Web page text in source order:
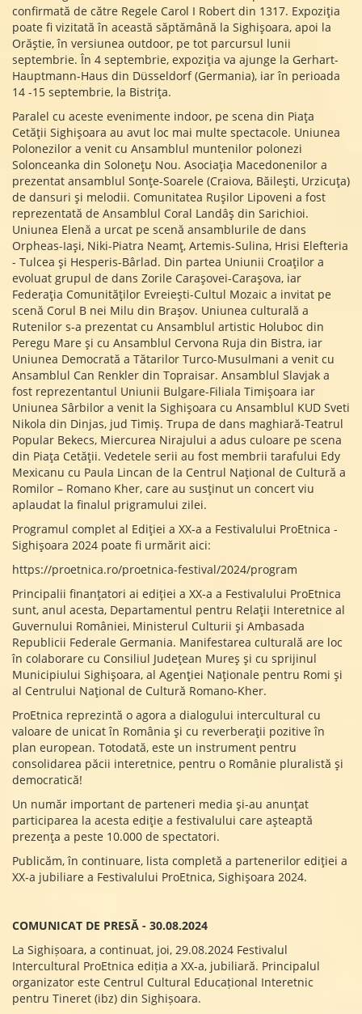
confirmată de către Regele Carol I Robert din 1317. Expoziția
poate fi vizitată în această săptămână la Sighișoara, apoi la
Orăștie, în versiunea outdoor, pe tot parcursul lunii
septembrie. În 4 septembrie, expoziția va ajunge la Gerhart-
Hauptmann-Haus din Düsseldorf (Germania), iar în perioada
14 -15 septembrie, la Bistrița.
Paralel cu aceste evenimente indoor, pe scena din Piața
Cetății Sighișoara au avut loc mai multe spectacole. Uniunea
Polonezilor a venit cu Ansamblul muntenilor polonezi
Solonceanka din Solonețu Nou. Asociația Macedonenilor a
prezentat ansamblul Sonțe-Soarele (Craiova, Băilești, Urzicuța)
de dansuri și melodii. Comunitatea Rușilor Lipoveni a fost
reprezentată de Ansamblul Coral Landâș din Sarichioi.
Uniunea Elenă a urcat pe scenă ansamblurile de dans
Orpheas-Iași, Niki-Piatra Neamț, Artemis-Sulina, Hrisi Elefteria
- Tulcea și Hesperis-Bârlad. Din partea Uniunii Croaților a
evoluat grupul de dans Zorile Carașovei-Carașova, iar
Federația Comunităților Evreiești-Cultul Mozaic a invitat pe
scenă Corul B nei Milu din Brașov. Uniunea culturală a
Rutenilor s-a prezentat cu Ansamblul artistic Holuboc din
Peregu Mare și cu Ansamblul Cervona Ruja din Bistra, iar
Uniunea Democrată a Tătarilor Turco-Musulmani a venit cu
Ansamblul Can Renkler din Topraisar. Ansamblul Slavjak a
fost reprezentantul Uniunii Bulgare-Filiala Timișoara iar
Uniunea Sârbilor a venit la Sighișoara cu Ansamblul KUD Sveti
Nikola din Dinjas, jud Timiș. Trupa de dans maghiară-Teatrul
Popular Bekecs, Miercurea Nirajului a adus culoare pe scena
din Piața Cetății. Vedetele serii au fost membrii tarafului Edy
Mexicanu cu Paula Lincan de la Centrul Național de Cultură a
Romilor – Romano Kher, care au susținut un concert viu
aplaudat la finalul prigramului zilei.
Programul complet al Ediției a XX-a a Festivalului ProEtnica -
Sighișoara 2024 poate fi urmărit aici:
https://proetnica.ro/proetnica-festival/2024/program
Principalii finanțatori ai ediției a XX-a a Festivalului ProEtnica
sunt, anul acesta, Departamentul pentru Relații Interetnice al
Guvernului României, Ministerul Culturii și Ambasada
Republicii Federale Germania. Manifestarea culturală are loc
în colaborare cu Consiliul Județean Mureș și cu sprijinul
Municipiului Sighișoara, al Agenției Naționale pentru Romi și
al Centrului Național de Cultură Romano-Kher.
ProEtnica reprezintă o agora a dialogului intercultural cu
valoare de unicat în România și cu reverberații pozitive în
plan european. Totodată, este un instrument pentru
consolidarea păcii interetnice, pentru o Românie pluralistă și
democratică!
Un număr important de parteneri media și-au anunțat
participarea la acesta ediție a festivalului care așteaptă
prezența a peste 10.000 de spectatori.
Publicăm, în continuare, lista completă a partenerilor ediției a
XX-a jubiliare a Festivalului ProEtnica, Sighișoara 2024.
COMUNICAT DE PRESĂ - 30.08.2024
La Sighișoara, a continuat, joi, 29.08.2024 Festivalul
Intercultural ProEtnica ediția a XX-a, jubiliară. Principalul
organizator este Centrul Cultural Educațional Interetnic
pentru Tineret (ibz) din Sighișoara.